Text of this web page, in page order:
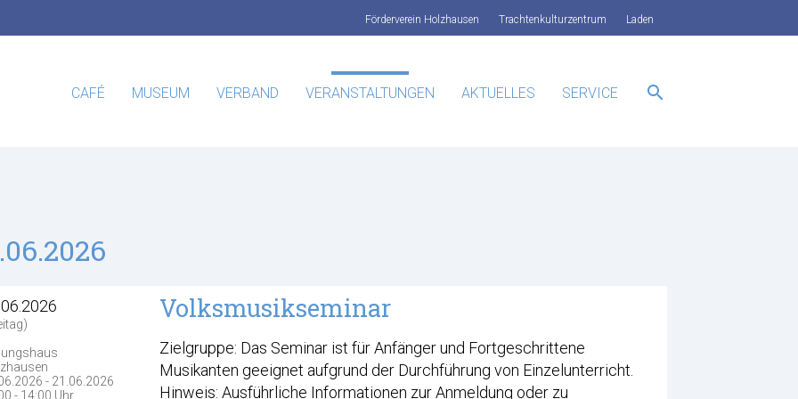
Laden
Trachtenkulturzentrum
Förderverein Holzhausen
CAFÉ MUSEUM VERBAND VERANSTALTUNGEN AKTUELLES SERVICE search
- 21.06.2026
- 14:00 Uhr
Volksmusikseminar
Zielgruppe: Das Seminar ist für Anfänger und Fortgeschrittene
Musikanten geeignet aufgrund der Durchführung von Einzelunterricht.
Hinweis: Ausführliche Informationen zur Anmeldung oder zu